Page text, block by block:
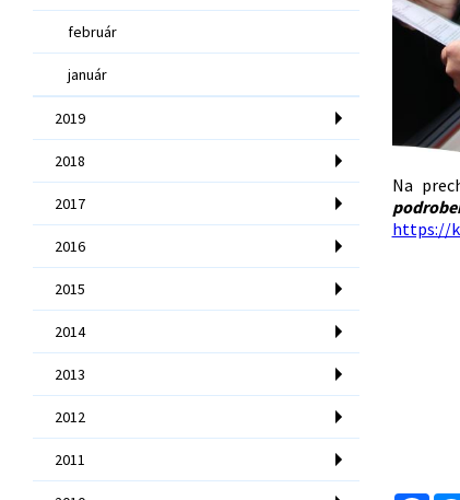
február
január
2019
2018
2017
2016
2015
2014
2013
2012
2011
Na
https://